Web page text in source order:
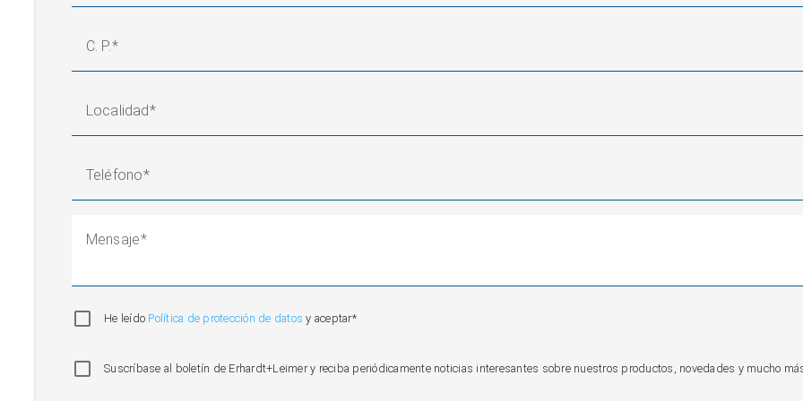
C. P.
Localidad
Teléfono
Mensaje
He leído Política de protección de datosy aceptar*
Suscríbase al boletín de Erhardt+Leimer y reciba periódicamente noticias interesantes sobre nuestros productos, novedades y mucho